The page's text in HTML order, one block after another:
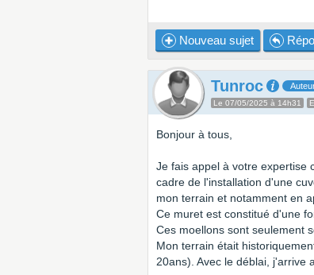
Nouveau sujet
Tunroc
Le 07/05/2025 à 14h31
Bonjour à tous,
Je fais appel à votre expertise
cadre de l'installation d'une
mon terrain et notamment en
Ce muret est constitué d'une
Ces moellons sont seulement
Mon terrain était
20ans). Avec le déblai, j'arrive